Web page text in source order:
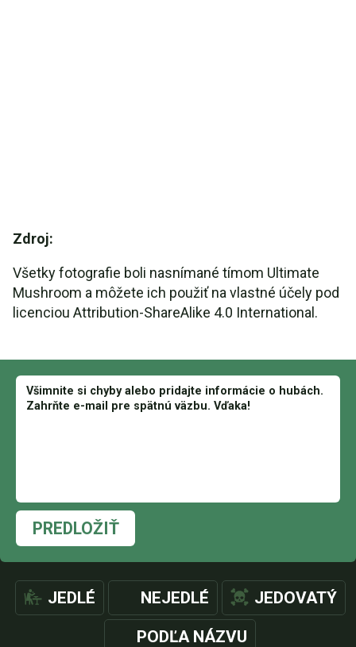
Zdroj:
Všetky fotografie boli nasnímané tímom Ultimate
Mushroom a môžete ich použiť na vlastné účely pod
licenciou Attribution-ShareAlike 4.0 International.
PREDLOŽIŤ
JEDLÉ NEJEDLÉ JEDOVATÝ
PODĽA NÁZVU